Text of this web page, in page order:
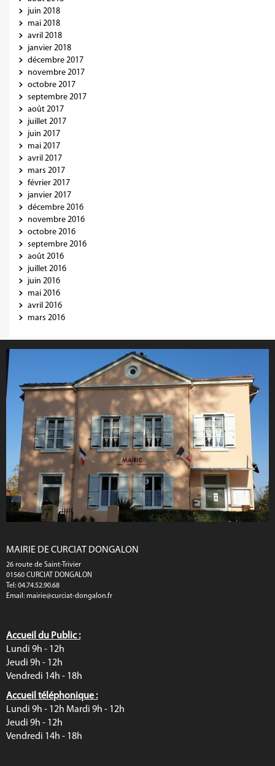
juin 2018
mai 2018
avril 2018
janvier 2018
décembre 2017
novembre 2017
octobre 2017
septembre 2017
août 2017
juillet 2017
juin 2017
mai 2017
avril 2017
mars 2017
février 2017
janvier 2017
décembre 2016
novembre 2016
octobre 2016
septembre 2016
août 2016
juillet 2016
juin 2016
mai 2016
avril 2016
mars 2016
MAIRIE DE CURCIAT DONGALON
26 route de Saint-Trivier
01560 CURCIAT DONGALON
Tel: 04.74.52.90.68
Email: mairie@curciat-dongalon.fr
Accueil du Public :
Lundi 9h - 12h
Jeudi 9h - 12h
Vendredi 14h - 18h
Accueil téléphonique :
Lundi 9h - 12h Mardi 9h - 12h
Jeudi 9h - 12h
Vendredi 14h - 18h